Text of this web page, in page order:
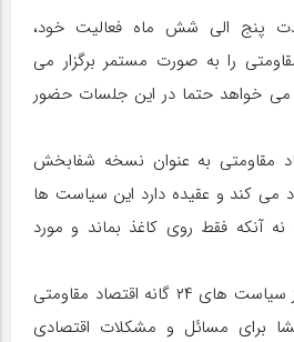
مدت پنج الی شش ماه فعالیت خود،
را به صورت مستمر برگزار می
می خواهد حتما در این جلسات حضور
مقاومتی به عنوان نسخه شفابخش
می کند و عقیده دارد این سیاست ها
نه آنکه فقط روی کاغذ بماند و مورد
استاندار کرمانشاه گاهی از سیاست های ۲۴ گانه اقتصاد مقاومتی
برای مسائل و مشکلات اقتصادی